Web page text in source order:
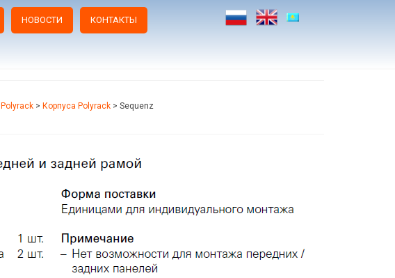
НОВОСТИ КОНТАКТЫ
Polyrack > Корпуса Polyrack > Sequenz